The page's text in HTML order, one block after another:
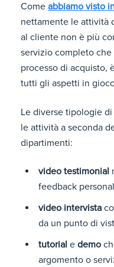
Come abbiamo visto
nettamente le attività
al cliente non è più
servizio completo
processo di acquisto,
tutti gli aspetti in
Le diverse tipologie
le attività a seconda
dipartimenti:
video testimonial
feedback
video intervista
da un punto di
tutorial e demo
argomento o